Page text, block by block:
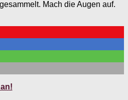
Mach die Augen auf.